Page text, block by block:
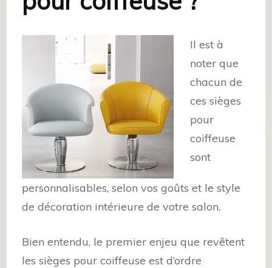
Il est à
noter que
chacun de
ces sièges
pour
coiffeuse
sont
personnalisables, selon vos goûts et le style
de décoration intérieure de votre salon.
Bien entendu, le premier enjeu que revêtent
les sièges pour coiffeuse est d’ordre